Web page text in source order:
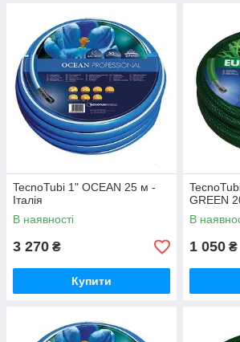
TecnoTubi 1" OCEAN 25 м -
Італія
В наявності
3 270 ₴
Купити
GREEN
В
1 050 ₴